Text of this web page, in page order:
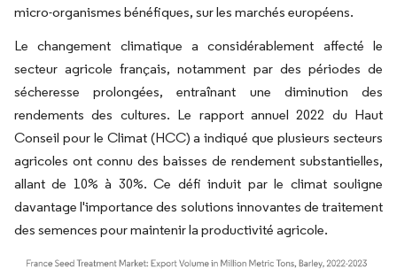
micro-organismes bénéfiques, sur les marchés européens.
Le changement climatique a considérablement affecté le
secteur agricole français, notamment par des périodes de
sécheresse prolongées, entraînant une diminution des
rendements des cultures. Le rapport annuel 2022 du Haut
Conseil pour le Climat (HCC) a indiqué que plusieurs secteurs
agricoles ont connu des baisses de rendement substantielles,
allant de 10% à 30%. Ce défi induit par le climat souligne
davantage l'importance des solutions innovantes de traitement
des semences pour maintenir la productivité agricole.